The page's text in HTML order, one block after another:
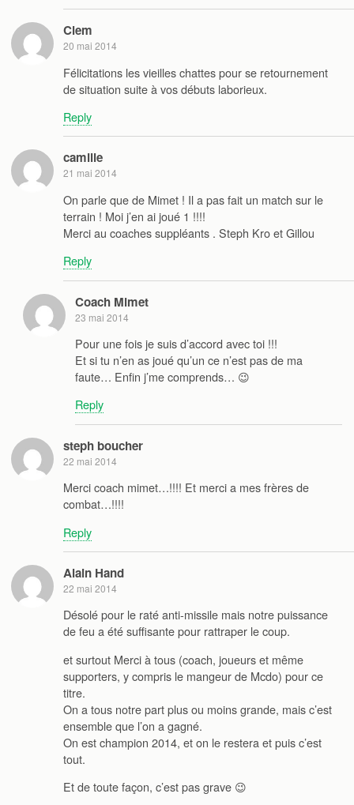
Clem
20 mai 2014
Félicitations les vieilles chattes pour se retournement
de situation suite à vos débuts laborieux.
Reply
camille
21 mai 2014
On parle que de Mimet ! Il a pas fait un match sur le
terrain ! Moi j’en ai joué 1 !!!!
Merci au coaches suppléants . Steph Kro et Gillou
Reply
Coach Mimet
23 mai 2014
Pour une fois je suis d’accord avec toi !!!
Et si tu n’en as joué qu’un ce n’est pas de ma
faute… Enfin j’me comprends… 😉
Reply
steph boucher
22 mai 2014
Merci coach mimet…!!!! Et merci a mes frères de
combat…!!!!
Reply
Alain Hand
22 mai 2014
Désolé pour le raté anti-missile mais notre puissance
de feu a été suffisante pour rattraper le coup.
et surtout Merci à tous (coach, joueurs et même
supporters, y compris le mangeur de Mcdo) pour ce
titre.
On a tous notre part plus ou moins grande, mais c’est
ensemble que l’on a gagné.
On est champion 2014, et on le restera et puis c’est
tout.
Et de toute façon, c’est pas grave 😉